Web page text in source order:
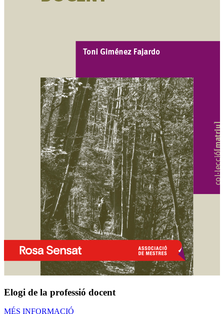
Elogi de la professió docent
MÉS INFORMACIÓ